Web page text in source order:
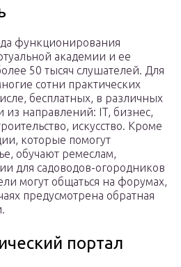
функционирования
академии и ее
50 тысяч слушателей. Для
сотни практических
бесплатных, в различных
из направлений: IT, бизнес,
искусство. Кроме
которые помогут
обучают ремеслам,
для садоводов-огородников
могут общаться на форумах,
предусмотрена обратная
портал